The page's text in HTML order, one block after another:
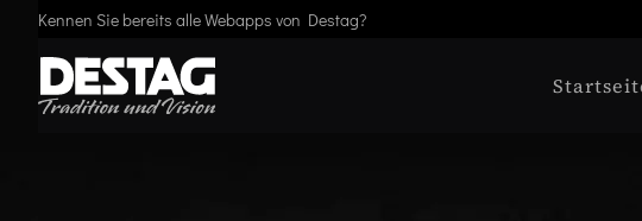
Kennen Sie bereits alle Webapps von Destag?